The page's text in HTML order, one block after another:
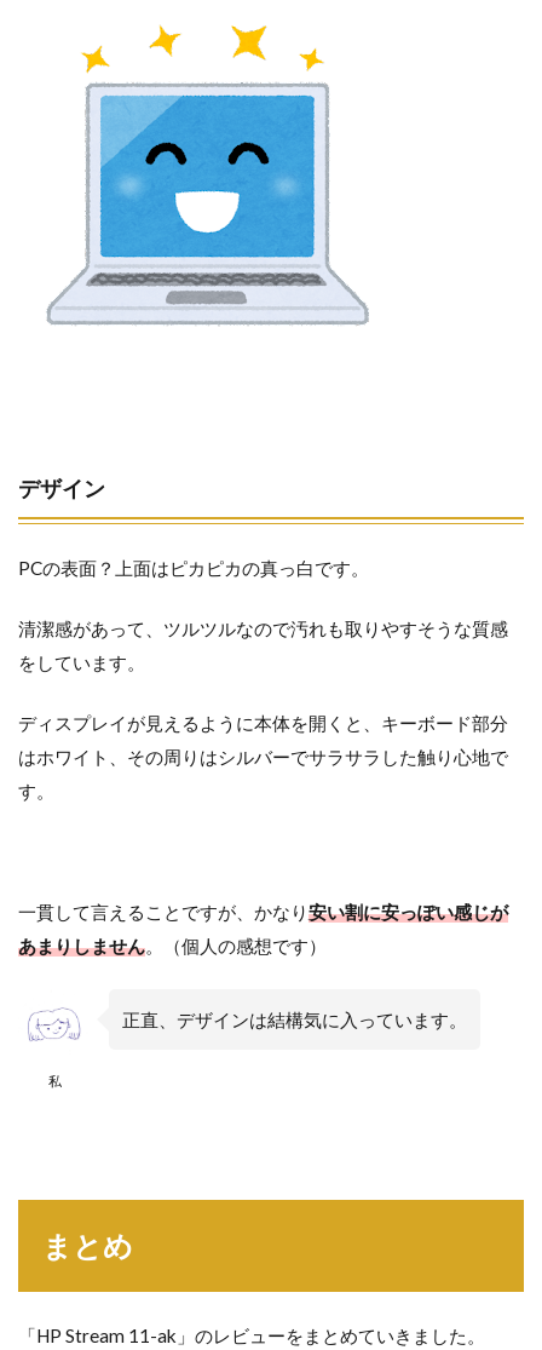
デザイン
PCの表面？上面はピカピカの真っ白です。
清潔感があって、ツルツルなので汚れも取りやすそうな質感
をしています。
ディスプレイが見えるように本体を開くと、キーボード部分
はホワイト、その周りはシルバーでサラサラした触り心地で
す。
一貫して言えることですが、かなり安い割に安っぽい感じが
あまりしません。（個人の感想です）
私
正直、デザインは結構気に入っています。
まとめ
「HP Stream 11-ak」のレビューをまとめていきました。